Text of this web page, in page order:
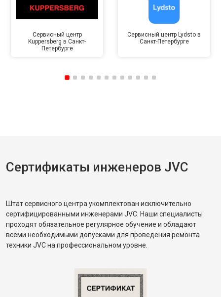
Сервисный центр
Kuppersberg в Санкт-
Петербурге
Сервисный центр Lydsto в
Санкт-Петербурге
Сертификаты инженеров JVC
Штат сервисного центра укомплектован исключительно
сертифицированными инженерами JVC. Наши специалисты
проходят обязательное регулярное обучение и обладают
всеми необходимыми допусками для проведения ремонта
техники JVC на профессиональном уровне.